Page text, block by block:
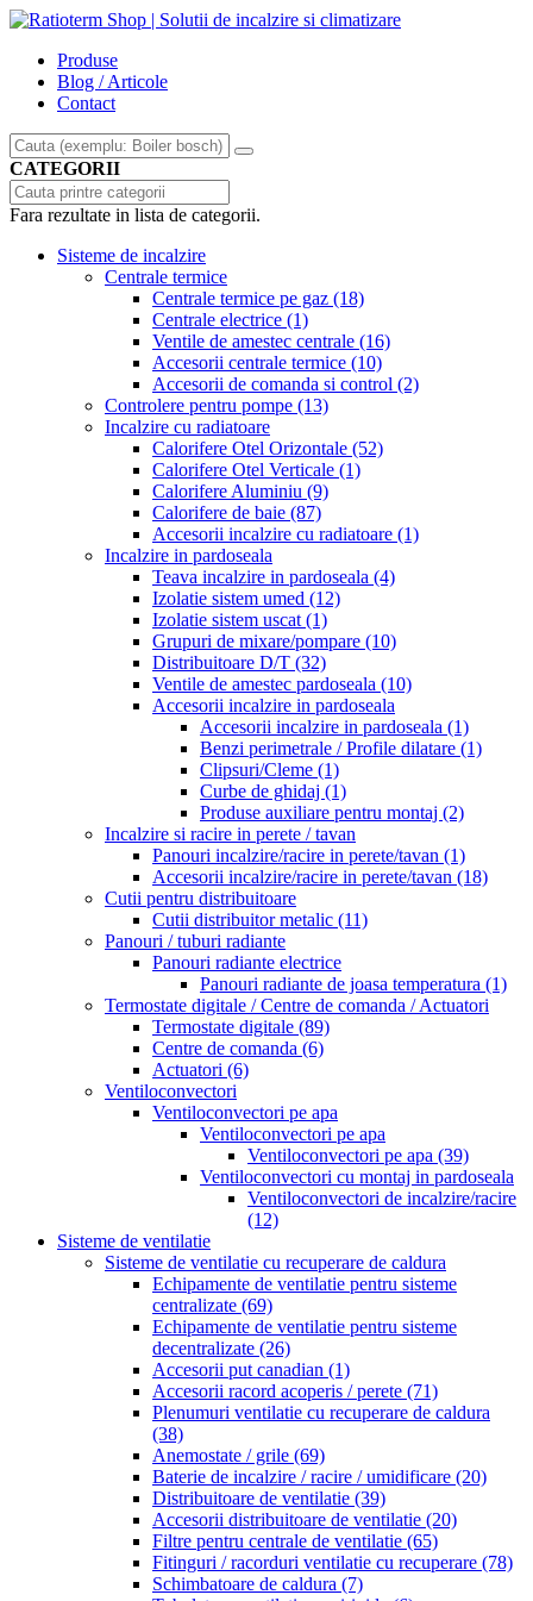
Produse
Blog / Articole
Contact
CATEGORII
Fara rezultate in lista de categorii.
Sisteme de incalzire
Centrale termice
Centrale termice pe gaz (18)
Centrale electrice (1)
Ventile de amestec centrale (16)
Accesorii centrale termice (10)
Accesorii de comanda si control (2)
Controlere pentru pompe (13)
Incalzire cu radiatoare
Calorifere Otel Orizontale (52)
Calorifere Otel Verticale (1)
Calorifere Aluminiu (9)
Calorifere de baie (87)
Accesorii incalzire cu radiatoare (1)
Incalzire in pardoseala
Teava incalzire in pardoseala (4)
Izolatie sistem umed (12)
Izolatie sistem uscat (1)
Grupuri de mixare/pompare (10)
Distribuitoare D/T (32)
Ventile de amestec pardoseala (10)
Accesorii incalzire in pardoseala
Accesorii incalzire in pardoseala (1)
Benzi perimetrale / Profile dilatare (1)
Clipsuri/Cleme (1)
Curbe de ghidaj (1)
Produse auxiliare pentru montaj (2)
Incalzire si racire in perete / tavan
Panouri incalzire/racire in perete/tavan (1)
Accesorii incalzire/racire in perete/tavan (18)
Cutii pentru distribuitoare
Cutii distribuitor metalic (11)
Panouri / tuburi radiante
Panouri radiante electrice
Panouri radiante de joasa temperatura (1)
Termostate digitale / Centre de comanda / Actuatori
Termostate digitale (89)
Centre de comanda (6)
Actuatori (6)
Ventiloconvectori
Ventiloconvectori pe apa
Ventiloconvectori pe apa
Ventiloconvectori pe apa (39)
Ventiloconvectori cu montaj in pardoseala
Ventiloconvectori de incalzire/racire
(12)
Sisteme de ventilatie
Sisteme de ventilatie cu recuperare de caldura
Echipamente de ventilatie pentru sisteme
centralizate (69)
Echipamente de ventilatie pentru sisteme
decentralizate (26)
Accesorii put canadian (1)
Accesorii racord acoperis / perete (71)
Plenumuri ventilatie cu recuperare de caldura
(38)
Anemostate / grile (69)
Baterie de incalzire / racire / umidificare (20)
Distribuitoare de ventilatie (39)
Accesorii distribuitoare de ventilatie (20)
Filtre pentru centrale de ventilatie (65)
Fitinguri / racorduri ventilatie cu recuperare (78)
Schimbatoare de caldura (7)